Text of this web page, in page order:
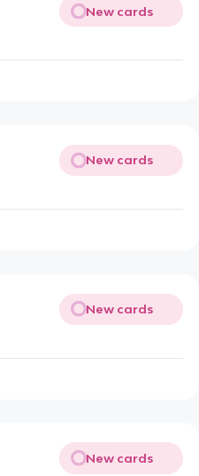
New cards
New cards
New cards
New cards